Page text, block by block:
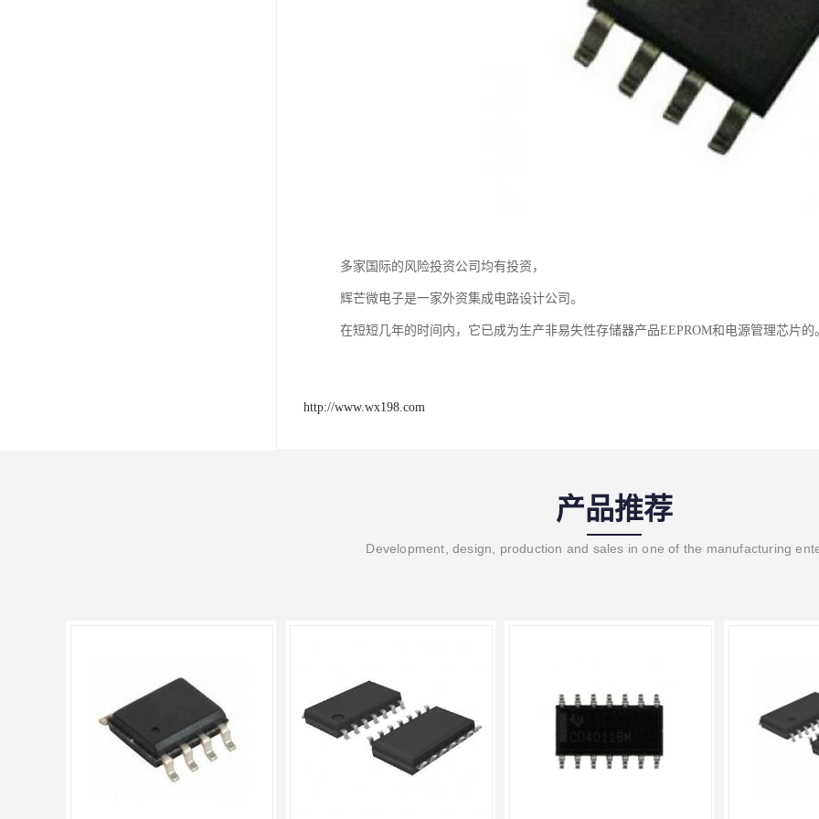
多家国际的风险投资公司均有投资，
辉芒微电子是一家外资集成电路设计公司。
在短短几年的时间内，它已成为生产非易失性存储器产品EEPROM和电源管理芯片的
http://www.wx198.com
产品推荐
Development, design, production and sales in one of the manufacturing